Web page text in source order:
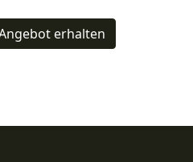
erhalten